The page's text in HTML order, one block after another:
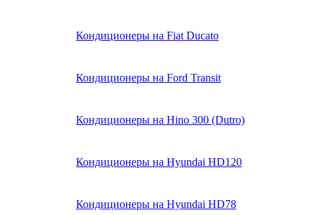
Кондиционеры на Fiat Ducato
Кондиционеры на Ford Transit
Кондиционеры на Hino 300 (Dutro)
Кондиционеры на Hyundai HD120
Кондиционеры на Hyundai HD78